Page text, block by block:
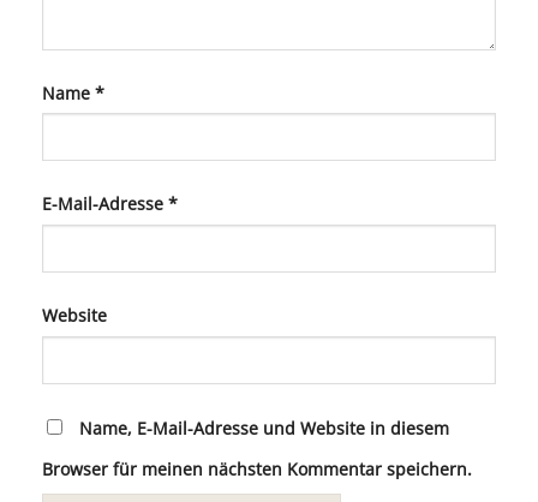
Name *
E-Mail-Adresse *
Website
Name, E-Mail-Adresse und Website in diesem
Browser für meinen nächsten Kommentar speichern.